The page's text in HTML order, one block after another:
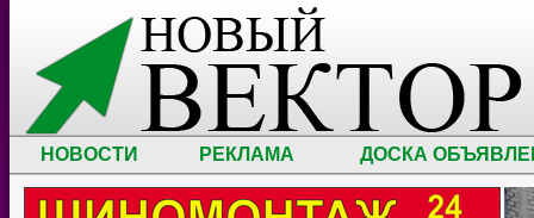
НОВОСТИ РЕКЛАМА ДОСКА